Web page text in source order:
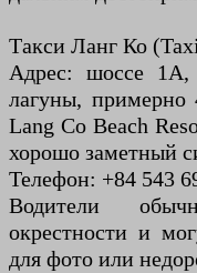
Такси Ланг Ко
Адрес: шоссе
лагуны, примерно
Lang Co Beach
хорошо заметный
Телефон: +84 543
Водители
окрестности и
для фото или